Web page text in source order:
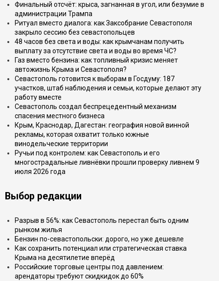
Финальный отсчёт: крыса, загнанная в угол, или безумие в
администрации Трампа
Ритуал вместо диалога: как Заксобрание Севастополя
закрыло сессию без севастопольцев
48 часов без света и воды: как крымчанам получить
выплату за отсутствие света и воды во время ЧС?
Газ вместо бензина: как топливный кризис меняет
автожизнь Крыма и Севастополя?
Севастополь готовится к выборам в Госдуму: 187
участков, штаб наблюдения и семьи, которые делают эту
работу вместе
Севастополь создал беспрецедентный механизм
спасения местного бизнеса
Крым, Краснодар, Дагестан: география новой винной
рекламы, которая охватит только южные
винодельческие территории
Ручьи под контролем: как Севастополь и его
многострадальные ливнёвки прошли проверку ливнем 9
июля 2026 года
Выбор редакции
Разрыв в 56%: как Севастополь перестал быть одним
рынком жилья
Бензин по-севастопольски: дорого, но уже дешевле
Как сохранить потенциал или стратегическая ставка
Крыма на десятилетие вперёд
Российские торговые центры под давлением:
арендаторы требуют скидкидок до 60%